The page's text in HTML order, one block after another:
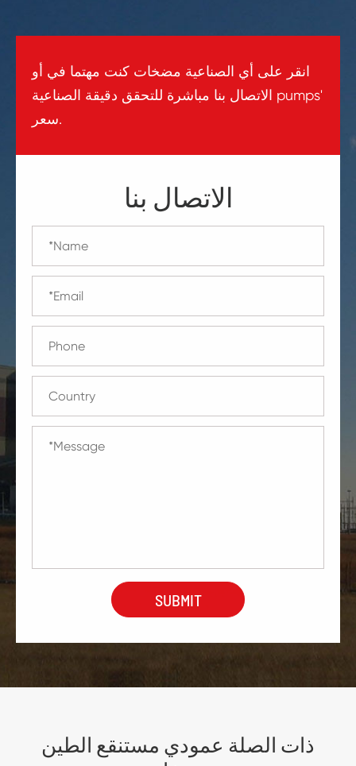
انقر على أي الصناعية مضخات كنت مهتما في أو
الاتصال بنا مباشرة للتحقق دقيقة الصناعية pumps'
سعر.
الاتصال بنا
ذات الصلة عمودي مستنقع الطين